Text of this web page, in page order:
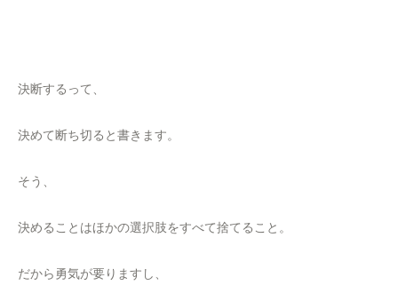
決断するって、
決めて断ち切ると書きます。
そう、
決めることはほかの選択肢をすべて捨てること。
だから勇気が要りますし、